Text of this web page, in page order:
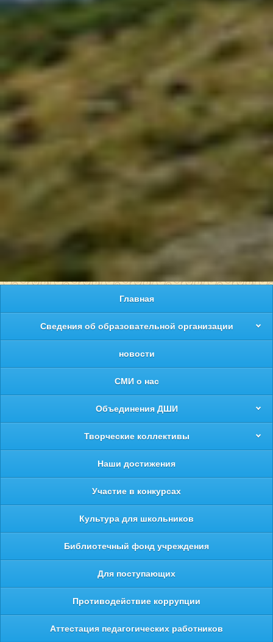
Главная
Сведения об образовательной организации
новости
СМИ о нас
Объединения ДШИ
Творческие коллективы
Наши достижения
Участие в конкурсах
Культура для школьников
Библиотечный фонд учреждения
Для поступающих
Противодействие коррупции
Аттестация педагогических работников